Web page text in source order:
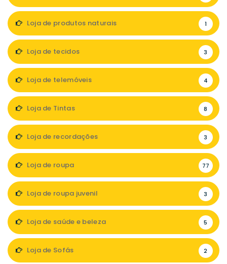
Loja de produtos naturais 1
Loja de tecidos 3
Loja de telemóveis 4
Loja de Tintas 8
Loja de recordações 3
Loja de roupa 77
Loja de roupa juvenil 3
Loja de saúde e beleza 5
Loja de Sofás 2